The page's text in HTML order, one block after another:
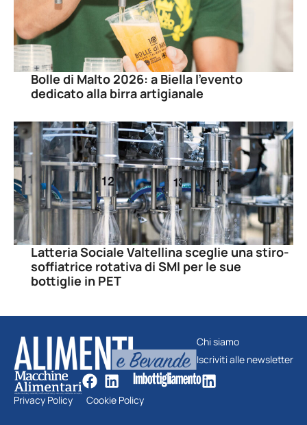
Bolle di Malto 2026: a Biella l’evento
dedicato alla birra artigianale
Latteria Sociale Valtellina sceglie una stiro-
soffiatrice rotativa di SMI per le sue
bottiglie in PET
Chi siamo
Iscriviti alle newsletter
Privacy Policy Cookie Policy